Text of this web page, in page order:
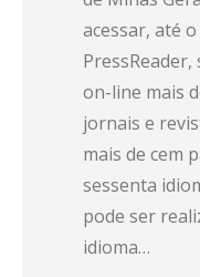
acessar, até
on-line mais
jornais e
mais de cem
sessenta
pode ser
idioma…